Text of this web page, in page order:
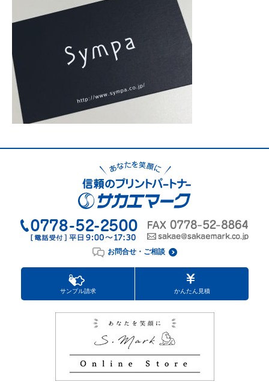
お問合せ・ご相談
サンプル請求 かんたん見積